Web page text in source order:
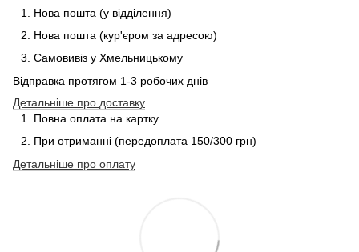
Нова пошта (у відділення)
Нова пошта (кур'єром за адресою)
Самовивіз у Хмельницькому
Відправка протягом 1-3 робочих днів
Детальніше про доставку
Повна оплата на картку
При отриманні (передоплата 150/300 грн)
Детальніше про оплату